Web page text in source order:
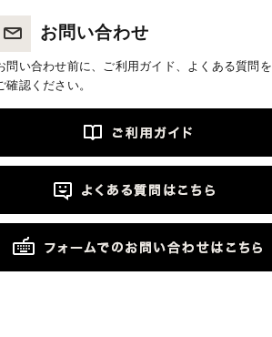
お問い合わせ
問い合わせ前に、ご利用ガイド、よくある質問を
確認ください。